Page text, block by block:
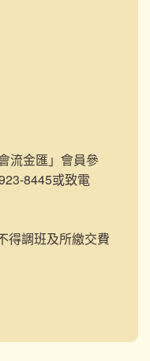
流金匯」會員參
8445或致電
得調班及所繳交費